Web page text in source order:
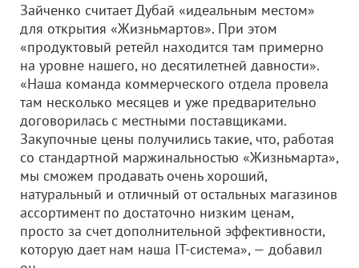
Зайченко считает Дубай «идеальным местом»
для открытия «Жизньмартов». При этом
«продуктовый ретейл находится там примерно
на уровне нашего, но десятилетней давности».
«Наша команда коммерческого отдела провела
там несколько месяцев и уже предварительно
договорилась с местными поставщиками.
Закупочные цены получились такие, что, работая
со стандартной маржинальностью «Жизньмарта»,
мы сможем продавать очень хороший,
натуральный и отличный от остальных магазинов
ассортимент по достаточно низким ценам,
просто за счет дополнительной эффективности,
которую дает нам наша IT-система», — добавил